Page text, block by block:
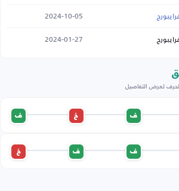
2024-10-05
2024-01-27
لعرض التفاصيل
ف خ ف
ف ف خ